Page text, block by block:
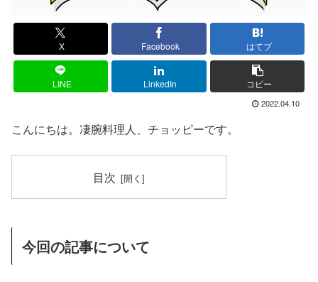
X Facebook はてブ
LINE LinkedIn コピー
2022.04.10
こんにちは。凄腕料理人、チョッピーです。
目次
今回の記事について